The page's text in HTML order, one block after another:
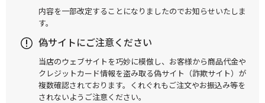
内容を一部改定することになりましたのでお知らせいたしま
す。
偽サイトにご注意ください
当店のウェブサイトを巧妙に模倣し、お客様から商品代金や
クレジットカード情報を盗み取る偽サイト（詐欺サイト）が
複数確認されております。くれぐれもご注文やお振込み等を
されないようご注意ください。